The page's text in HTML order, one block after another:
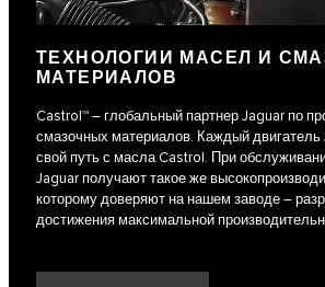
ТЕХНОЛОГИИ МАСЕЛ И
МАТЕРИАЛОВ
Castrol™ – глобальный партнер Jaguar по
смазочных материалов. Каждый двигатель
свой путь с масла Castrol. При
Jaguar получают такое же
которому доверяют на нашем заводе –
достижения максимальной